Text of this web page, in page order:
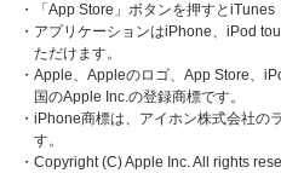
・「App Store」ボタンを押すとiTunes
・アプリケーションはiPhone、iPod
ただけます。
・Apple、Appleのロゴ、App Store、
国のApple Inc.の登録商標です。
・iPhone商標は、アイホン株式会社の
す。
・Copyright (C) Apple Inc. All rights